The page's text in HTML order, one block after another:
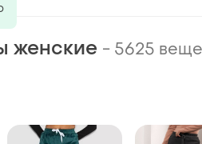
женские - 5625